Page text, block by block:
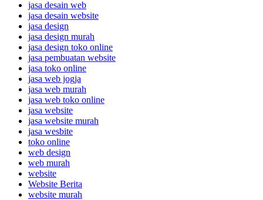
jasa desain web
jasa desain website
jasa design
jasa design murah
jasa design toko online
jasa pembuatan website
jasa toko online
jasa web jogja
jasa web murah
jasa web toko online
jasa website
jasa website murah
jasa wesbite
toko online
web design
web murah
website
Website Berita
website murah